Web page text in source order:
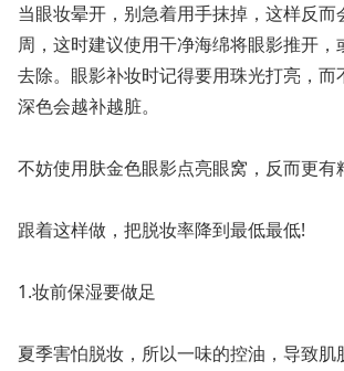
当眼妆晕开，别急着用手抹掉，这样反而
周，这时建议使用干净海绵将眼影推开，
去除。眼影补妆时记得要用珠光打亮，而
深色会越补越脏。
不妨使用肤金色眼影点亮眼窝，反而更有
跟着这样做，把脱妆率降到最低最低!
1.妆前保湿要做足
夏季害怕脱妆，所以一味的控油，导致肌